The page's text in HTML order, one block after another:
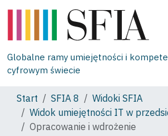
Globalne ramy umiejętności i
cyfrowym świecie
Start SFIA 8
Widoki SFIA
Widok umiejętności IT w
Opracowanie i wdrożenie